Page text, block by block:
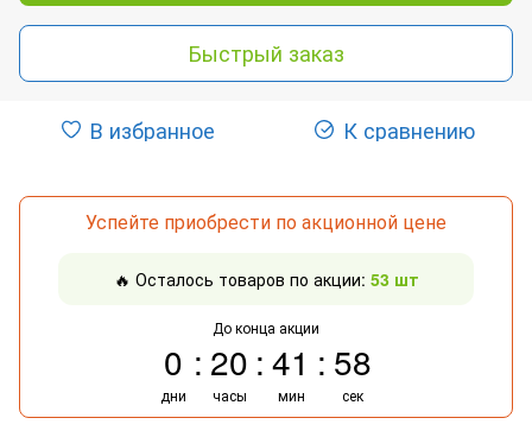
Быстрый заказ
В избранное К сравнению
Успейте приобрести по акционной цене
🔥 Осталось товаров по акции: 53 шт
До конца акции
0
дни
20
часы
41
мин
57
сек